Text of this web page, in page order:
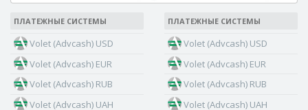
ПЛАТЕЖНЫЕ СИСТЕМЫ
Volet (Advcash) USD
Volet (Advcash) EUR
Volet (Advcash) RUB
Volet (Advcash) UAH
ПЛАТЕЖНЫЕ СИСТЕМЫ
Volet (Advcash) USD
Volet (Advcash) EUR
Volet (Advcash) RUB
Volet (Advcash) UAH